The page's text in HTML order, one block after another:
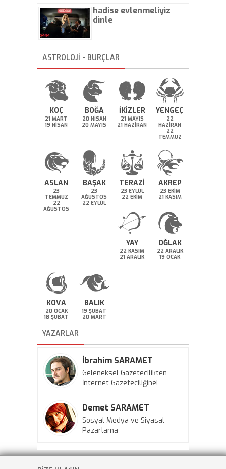
hadise evlenmeliyiz
dinle
ASTROLOJİ - BURÇLAR
KOÇ
21 MART
19 NİSAN
BOĞA
20 NİSAN
20 MAYIS
İKİZLER
21 MAYIS
21 HAZİRAN
YENGEÇ
22
HAZİRAN
22
TEMMUZ
ASLAN
23
TEMMUZ
22
AĞUSTOS
BAŞAK
23
AĞUSTOS
22 EYLÜL
TERAZİ
23 EYLÜL
22 EKİM
AKREP
23 EKİM
21 KASIM
YAY
22 KASIM
21 ARALIK
OĞLAK
22 ARALIK
19 OCAK
KOVA
20 OCAK
18 ŞUBAT
BALIK
19 ŞUBAT
20 MART
YAZARLAR
İbrahim SARAMET
Geleneksel Gazetecilikten
İnternet Gazeteciliğine!
Demet SARAMET
Sosyal Medya ve Siyasal
Pazarlama